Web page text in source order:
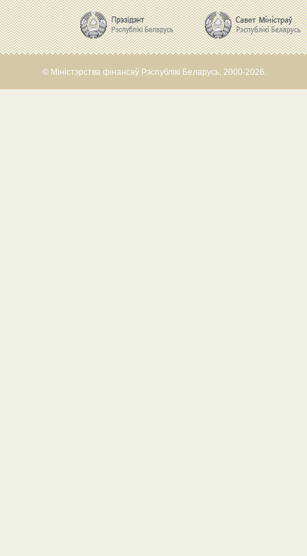
© Міністэрства фінансаў Рэспублікі Беларусь, 2000-2026.